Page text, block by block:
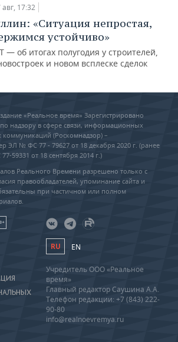
авг, 17:32
«Ситуация непростая,
устойчиво»
— об итогах полугодия у строителей,
и новом всплеске сделок
«Реальное время» Зарегистрировано
надзору в сфере связи, информационных
коммуникаций (Роскомнадзор) –
ЭЛ № ФС 77 - 79627 от 18 декабря 2020 г. (ранее
59331 от 18 сентября 2014 г.)
Реального Времени разрешено только с
правообладателей, упоминание сайта и
при частичном или полном
RU EN
Учредитель ООО «Реальное
время»
Главный редактор Саушина А.А.
Телефон редакции: +7 (843) 222-
90-80
info@realnoevremya.ru